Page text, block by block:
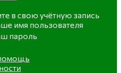
в свою учётную запись
имя пользователя
пароль